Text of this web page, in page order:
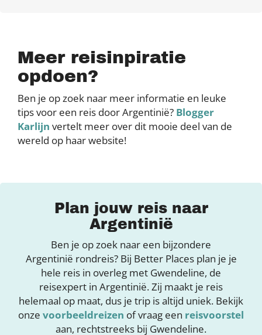
Meer reisinpiratie
opdoen?
Ben je op zoek naar meer informatie en leuke
tips voor een reis door Argentinië? Blogger
Karlijn vertelt meer over dit mooie deel van de
wereld op haar website!
Plan jouw reis naar
Argentinië
Ben je op zoek naar een bijzondere
Argentinië rondreis? Bij Better Places plan je je
hele reis in overleg met Gwendeline, de
reisexpert in Argentinië. Zij maakt je reis
helemaal op maat, dus je trip is altijd uniek. Bekijk
onze voorbeeldreizen of vraag een reisvoorstel
aan, rechtstreeks bij Gwendeline.